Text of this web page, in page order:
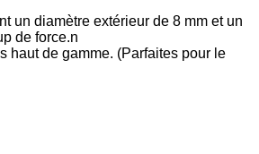
un diamètre extérieur de 8 mm et un
de force.n
haut de gamme. (Parfaites pour le